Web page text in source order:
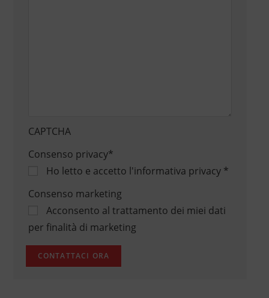
CAPTCHA
Consenso privacy*
Ho letto e accetto l'informativa privacy*
Consenso marketing
Acconsento al trattamento dei miei dati
per finalità di marketing